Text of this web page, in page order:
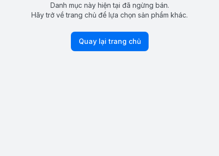
Danh mục này hiện tại đã ngừng bán.
Hãy trở về trang chủ để lựa chọn sản phẩm khác.
Quay lại trang chủ